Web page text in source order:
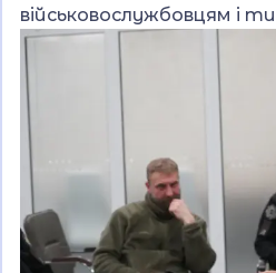
військовослужбовцям і